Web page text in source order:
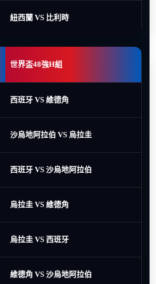
紐西蘭 VS 比利時
世界盃48強H組
西班牙 VS 維德角
沙烏地阿拉伯 VS 烏拉圭
西班牙 VS 沙烏地阿拉伯
烏拉圭 VS 維德角
烏拉圭 VS 西班牙
維德角 VS 沙烏地阿拉伯